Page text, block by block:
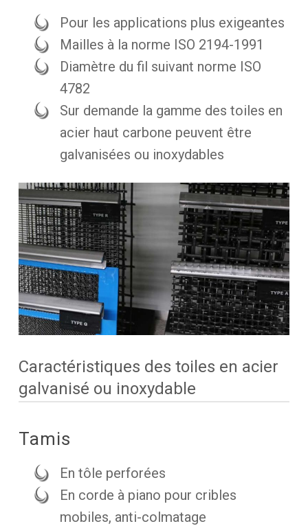
Pour les applications plus exigeantes
Mailles à la norme ISO 2194-1991
Diamètre du fil suivant norme ISO
4782
Sur demande la gamme des toiles en
acier haut carbone peuvent être
galvanisées ou inoxydables
Caractéristiques des toiles en acier
galvanisé ou inoxydable
Tamis
En tôle perforées
En corde à piano pour cribles
mobiles, anti-colmatage